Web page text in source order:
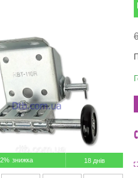
18 днів